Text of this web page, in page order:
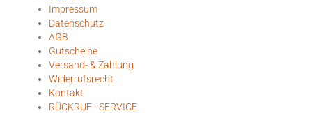
Impressum
Datenschutz
AGB
Gutscheine
Versand- & Zahlung
Widerrufsrecht
Kontakt
RÜCKRUF - SERVICE